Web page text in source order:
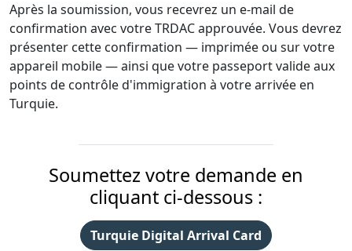
Après la soumission, vous recevrez un e-mail de
confirmation avec votre TRDAC approuvée. Vous devrez
présenter cette confirmation — imprimée ou sur votre
appareil mobile — ainsi que votre passeport valide aux
points de contrôle d'immigration à votre arrivée en
Turquie.
Soumettez votre demande en
cliquant ci-dessous :
Turquie Digital Arrival Card